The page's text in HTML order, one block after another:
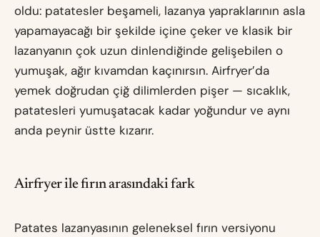
oldu: patatesler beşameli, lazanya yapraklarının asla
yapamayacağı bir şekilde içine çeker ve klasik bir
lazanyanın çok uzun dinlendiğinde gelişebilen o
yumuşak, ağır kıvamdan kaçınırsın. Airfryer’da
yemek doğrudan çiğ dilimlerden pişer — sıcaklık,
patatesleri yumuşatacak kadar yoğundur ve aynı
anda peynir üstte kızarır.
Airfryer ile fırın arasındaki fark
Patates lazanyasının geleneksel fırın versiyonu